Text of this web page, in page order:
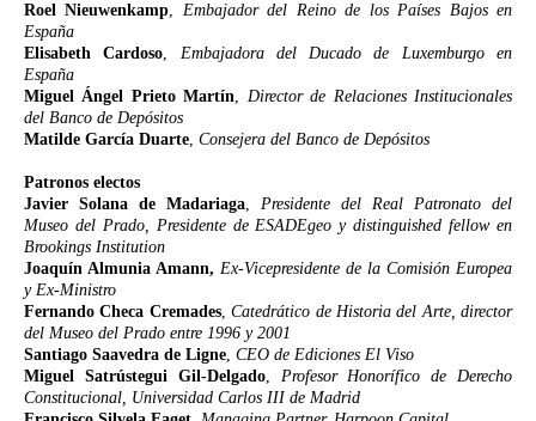
Roel Nieuwenkamp, Embajador del Reino de los Países Bajos en
España
Elisabeth Cardoso, Embajadora del Ducado de Luxemburgo en
España
Miguel Ángel Prieto Martín, Director de Relaciones Institucionales
del Banco de Depósitos
Matilde García Duarte, Consejera del Banco de Depósitos
Patronos electos
Javier Solana de Madariaga, Presidente del Real Patronato del
Museo del Prado, Presidente de ESADEgeo y distinguished fellow en
Brookings Institution
Joaquín Almunia Amann, Ex-Vicepresidente de la Comisión Europea
y Ex-Ministro
Fernando Checa Cremades,Catedrático de Historia del Arte, director
del Museo del Prado entre 1996 y 2001
Santiago Saavedra de Ligne, CEO de Ediciones El Viso
Miguel Satrústegui Gil-Delgado, Profesor Honorífico de Derecho
Constitucional, Universidad Carlos III de Madrid